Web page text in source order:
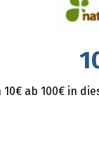
ab 100€ in